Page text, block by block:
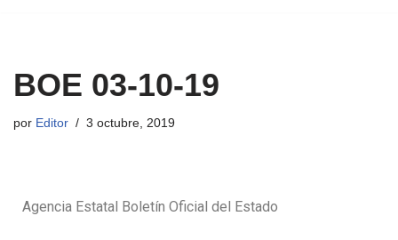
BOE 03-10-19
por Editor 3 octubre, 2019
Agencia Estatal Boletín Oficial del Estado